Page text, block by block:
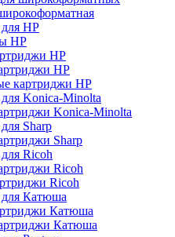
HP
HP
HP
HP
картриджи HP
Konica-Minolta
Konica-Minolta
Sharp
Sharp
Ricoh
Ricoh
Ricoh
Катюша
Катюша
Катюша